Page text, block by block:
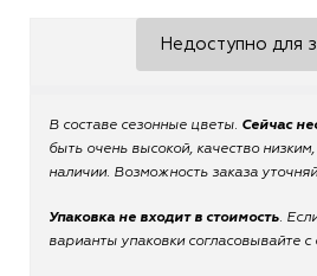
В составе сезонные цветы. Сейчас
быть очень высокой, качество
наличии. Возможность заказа
Упаковка не входит в стоимость.
варианты упаковки согласовывайте с
Недоступно для